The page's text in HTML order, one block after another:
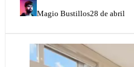
Magio Bustillos28 de abril